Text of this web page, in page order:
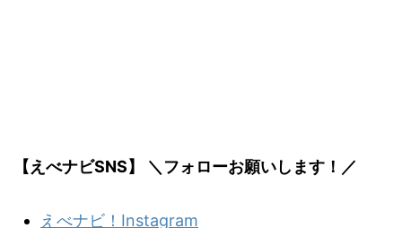
【えべナビSNS】 ＼フォローお願いします！／
えべナビ！Instagram